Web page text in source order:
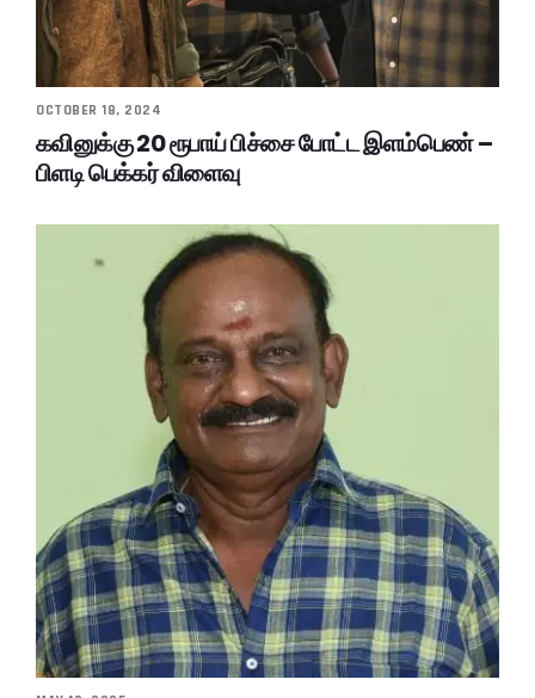
OCTOBER 18, 2024
கவினுக்கு 20 ரூபாய் பிச்சை போட்ட இளம்பெண் –
பிளடி பெக்கர் விளைவு